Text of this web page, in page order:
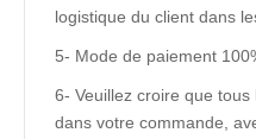
logistique du client dans
5- Mode de paiement
6- Veuillez croire que
dans votre commande,